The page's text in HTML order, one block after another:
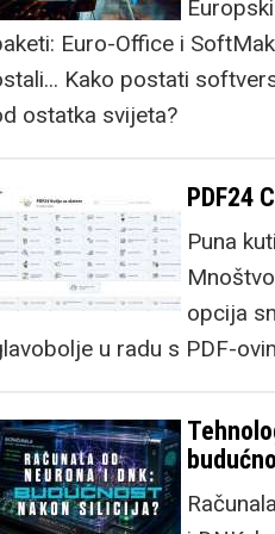
Euro-Office i
Kako postati
ostatka svijeta?
PDF24
Puna
opcija
u radu s PDF-